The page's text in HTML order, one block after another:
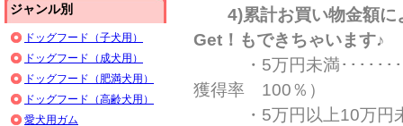
4)累計お買い物金額に
Get！もできちゃいます♪
・5万円未満････････
獲得率 100％）
・5万円以上10万円未
ジャンル別
ドッグフード（子犬用）
ドッグフード（成犬用）
ドッグフード（肥満犬用）
ドッグフード（高齢犬用）
愛犬用ガム